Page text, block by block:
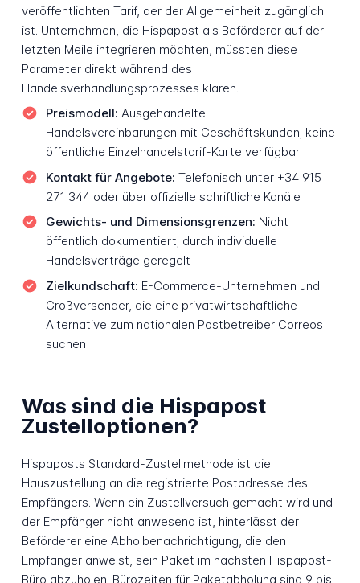
veröffentlichten Tarif, der der Allgemeinheit zugänglich
ist. Unternehmen, die Hispapost als Beförderer auf der
letzten Meile integrieren möchten, müssten diese
Parameter direkt während des
Handelsverhandlungsprozesses klären.
Preismodell: Ausgehandelte
Handelsvereinbarungen mit Geschäftskunden; keine
öffentliche Einzelhandelstarif-Karte verfügbar
Kontakt für Angebote: Telefonisch unter +34 915
271 344 oder über offizielle schriftliche Kanäle
Gewichts- und Dimensionsgrenzen: Nicht
öffentlich dokumentiert; durch individuelle
Handelsverträge geregelt
Zielkundschaft: E-Commerce-Unternehmen und
Großversender, die eine privatwirtschaftliche
Alternative zum nationalen Postbetreiber Correos
suchen
Was sind die Hispapost
Zustelloptionen?
Hispaposts Standard-Zustellmethode ist die
Hauszustellung an die registrierte Postadresse des
Empfängers. Wenn ein Zustellversuch gemacht wird und
der Empfänger nicht anwesend ist, hinterlässt der
Beförderer eine Abholbenachrichtigung, die den
Empfänger anweist, sein Paket im nächsten Hispapost-
Büro abzuholen. Bürozeiten für Paketabholung sind 9 bis